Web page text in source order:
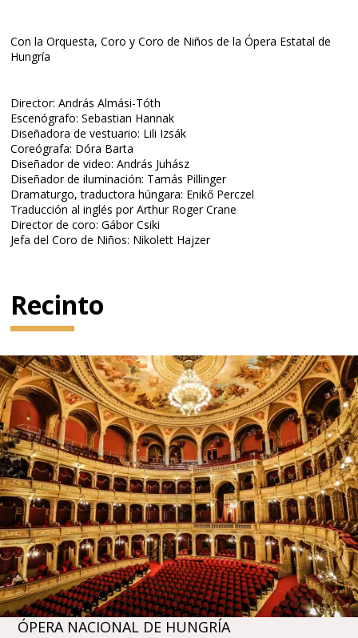
Con la Orquesta, Coro y Coro de Niños de la Ópera Estatal de
Hungría
Director: András Almási-Tóth
Escenógrafo: Sebastian Hannak
Diseñadora de vestuario: Lili Izsák
Coreógrafa: Dóra Barta
Diseñador de video: András Juhász
Diseñador de iluminación: Tamás Pillinger
Dramaturgo, traductora húngara: Enikő Perczel
Traducción al inglés por Arthur Roger Crane
Director de coro: Gábor Csiki
Jefa del Coro de Niños: Nikolett Hajzer
Recinto
ÓPERA NACIONAL DE HUNGRÍA